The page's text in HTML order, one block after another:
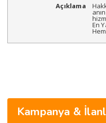
Açıklama
En
Kampanya &